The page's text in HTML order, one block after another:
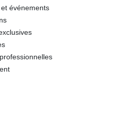
événements